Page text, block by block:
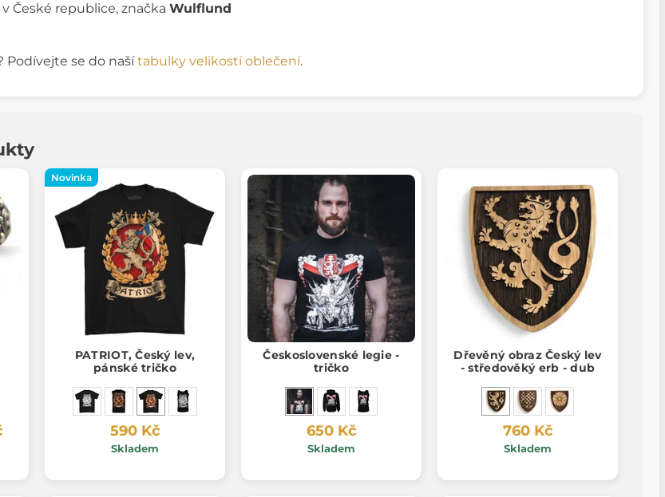
České republice, značka Wulflund
Podívejte se do našítabulky velikostí oblečení.
Novinka
PATRIOT, Český lev,
pánské tričko
590 Kč
Skladem
Československé legie -
tričko
650 Kč
Skladem
Dřevěný obraz Český lev
- středověký erb - dub
760 Kč
Skladem